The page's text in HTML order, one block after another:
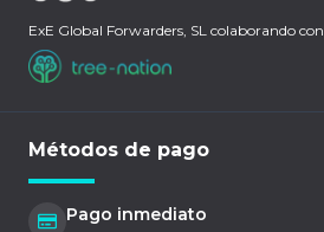
ExE Global Forwarders, SL colaborando con
Métodos de pago
Pago inmediato